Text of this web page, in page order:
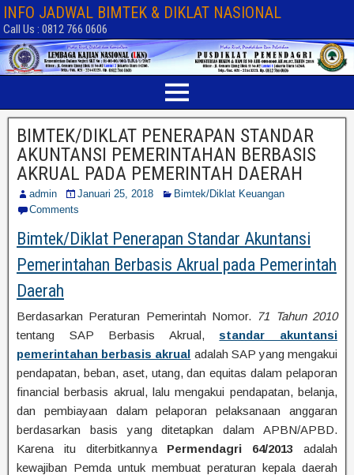
INFO JADWAL BIMTEK & DIKLAT NASIONAL
Call Us : 0812 766 0606
BIMTEK/DIKLAT PENERAPAN STANDAR
AKUNTANSI PEMERINTAHAN BERBASIS
AKRUAL PADA PEMERINTAH DAERAH
admin Januari 25, 2018
Bimtek/Diklat Keuangan
Comments
Bimtek/Diklat Penerapan Standar Akuntansi
Pemerintahan Berbasis Akrual pada Pemerintah
Daerah
Berdasarkan Peraturan Pemerintah Nomor.
71 Tahun 2010
tentang SAP Berbasis Akrual, standar akuntansi
pemerintahan berbasis akrual adalah SAP yang mengakui
pendapatan, beban, aset, utang, dan equitas dalam pelaporan
financial berbasis akrual, lalu mengakui pendapatan, belanja,
dan pembiayaan dalam pelaporan pelaksanaan anggaran
berdasarkan basis yang ditetapkan dalam APBN/APBD.
Karena itu diterbitkannya Permendagri 64/2013 adalah
kewajiban Pemda untuk membuat peraturan kepala daerah